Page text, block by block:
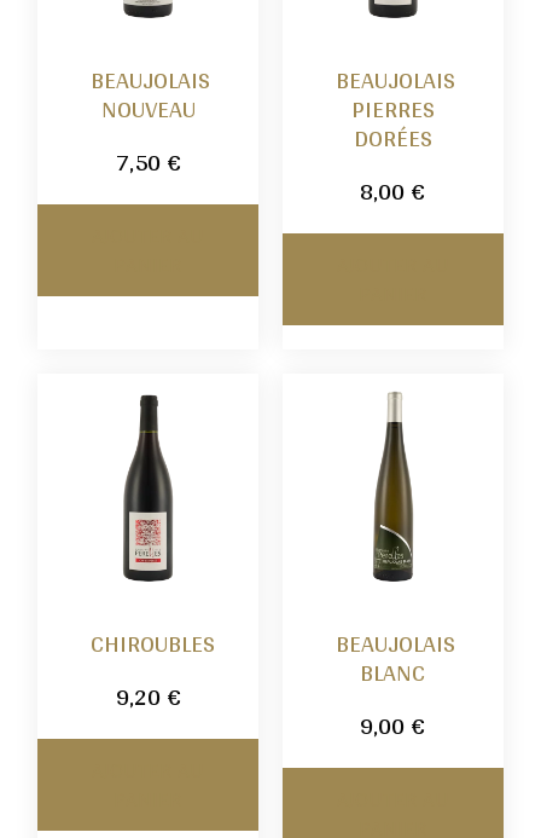
BEAUJOLAIS
NOUVEAU
7,50€
BEAUJOLAIS
PIERRES
DORÉES
8,00€
CHIROUBLES
9,20€
BEAUJOLAIS
BLANC
9,00€